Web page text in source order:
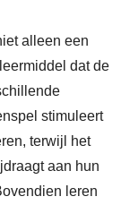
alleen een
dat de
stimuleert
terwijl het
aan hun
leren